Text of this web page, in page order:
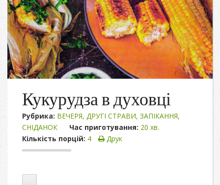
Кукурудза в духовці
Рубрика: ВЕЧЕРЯ, ДРУГІ СТРАВИ, ЗАПІКАННЯ,
СНІДАНОК
Час приготування: 20 хв.
Кількість порцій: 4 Друк